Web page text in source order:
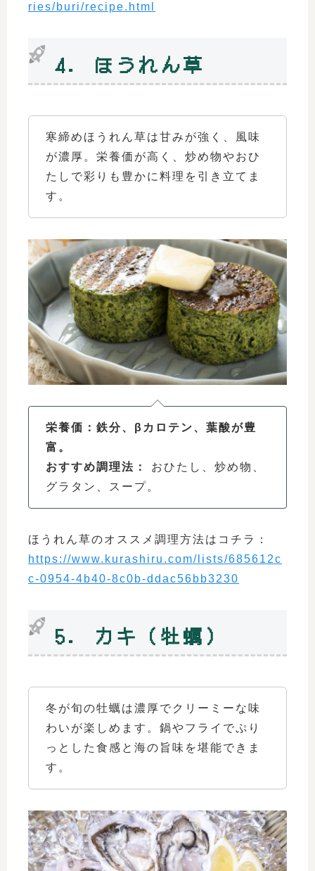
ries/buri/recipe.html
4. ほうれん草
寒締めほうれん草は甘みが強く、風味
が濃厚。栄養価が高く、炒め物やおひ
たしで彩りも豊かに料理を引き立てま
す。
栄養価：鉄分、βカロテン、葉酸が豊
富。
おすすめ調理法：
おひたし、炒め物、
グラタン、スープ。
ほうれん草のオススメ調理方法はコチラ：
https://www.kurashiru.com/lists/685612c
c-0954-4b40-8c0b-ddac56bb3230
5. カキ（牡蠣）
冬が旬の牡蠣は濃厚でクリーミーな味
わいが楽しめます。鍋やフライでぷり
っとした食感と海の旨味を堪能できま
す。